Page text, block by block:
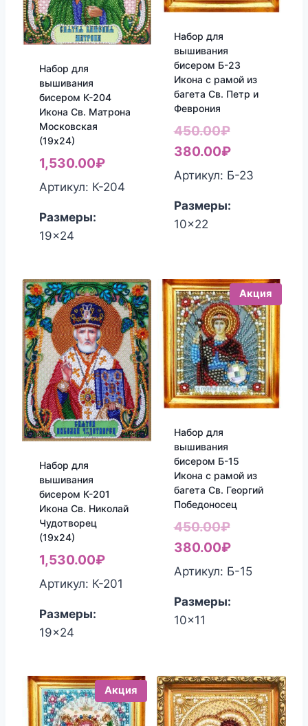
Набор для
вышивания
бисером К-204
Икона Св. Матрона
Московская
(19х24)
1,530.00₽
Артикул: К-204
Размеры:
19x24
Набор для
вышивания
бисером Б-23
Икона с рамой из
багета Св. Петр и
Феврония
450.00₽
цена
составляла
380.00₽Текущая
цена:
Артикул: Б-23
Размеры:
10x22
Набор для
вышивания
бисером К-201
Икона Св. Николай
Чудотворец
(19х24)
1,530.00₽
Артикул: К-201
Размеры:
19x24
Акция
Набор для
вышивания
бисером Б-15
Икона с рамой из
багета Св. Георгий
Победоносец
450.00₽
цена
составляла
380.00₽Текущая
цена:
Артикул: Б-15
Размеры:
10x11
Акция